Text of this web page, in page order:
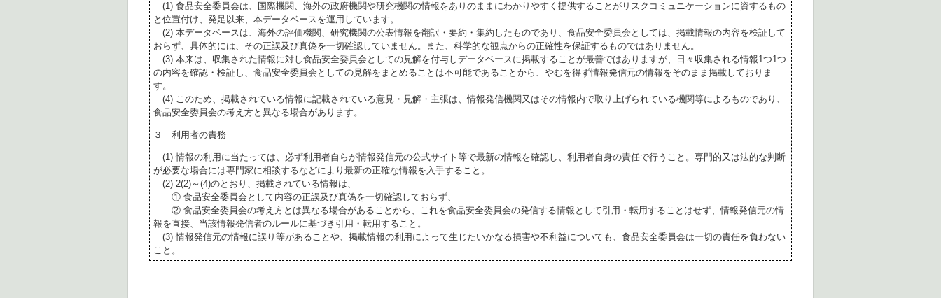
(1) 食品安全委員会は、国際機関、海外の政府機関や研究機関の情報をありのままにわかりやすく提供することがリスクコミュニケーションに資するもの
と位置付け、発足以来、本データベースを運用しています。
(2) 本データベースは、海外の評価機関、研究機関の公表情報を翻訳・要約・集約したものであり、食品安全委員会としては、掲載情報の内容を検証して
おらず、具体的には、その正誤及び真偽を一切確認していません。また、科学的な観点からの正確性を保証するものではありません。
(3) 本来は、収集された情報に対し食品安全委員会としての見解を付与しデータベースに掲載することが最善ではありますが、日々収集される情報1つ1つ
の内容を確認・検証し、食品安全委員会としての見解をまとめることは不可能であることから、やむを得ず情報発信元の情報をそのまま掲載しておりま
す。
(4) このため、掲載されている情報に記載されている意見・見解・主張は、情報発信機関又はその情報内で取り上げられている機関等によるものであり、
食品安全委員会の考え方と異なる場合があります。
３ 利用者の責務
(1) 情報の利用に当たっては、必ず利用者自らが情報発信元の公式サイト等で最新の情報を確認し、利用者自身の責任で行うこと。専門的又は法的な判断
が必要な場合には専門家に相談するなどにより最新の正確な情報を入手すること。
(2) 2(2)～(4)のとおり、掲載されている情報は、
① 食品安全委員会として内容の正誤及び真偽を一切確認しておらず、
② 食品安全委員会の考え方とは異なる場合があることから、これを食品安全委員会の発信する情報として引用・転用することはせず、情報発信元の情
報を直接、当該情報発信者のルールに基づき引用・転用すること。
(3) 情報発信元の情報に誤り等があることや、掲載情報の利用によって生じたいかなる損害や不利益についても、食品安全委員会は一切の責任を負わない
こと。